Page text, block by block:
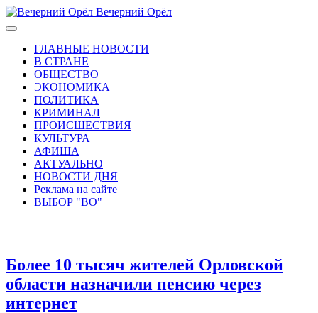
Вечерний Орёл
ГЛАВНЫЕ НОВОСТИ
В СТРАНЕ
ОБЩЕСТВО
ЭКОНОМИКА
ПОЛИТИКА
КРИМИНАЛ
ПРОИСШЕСТВИЯ
КУЛЬТУРА
АФИША
АКТУАЛЬНО
НОВОСТИ ДНЯ
Реклама на сайте
ВЫБОР "ВО"
Более 10 тысяч жителей Орловской
области назначили пенсию через
интернет